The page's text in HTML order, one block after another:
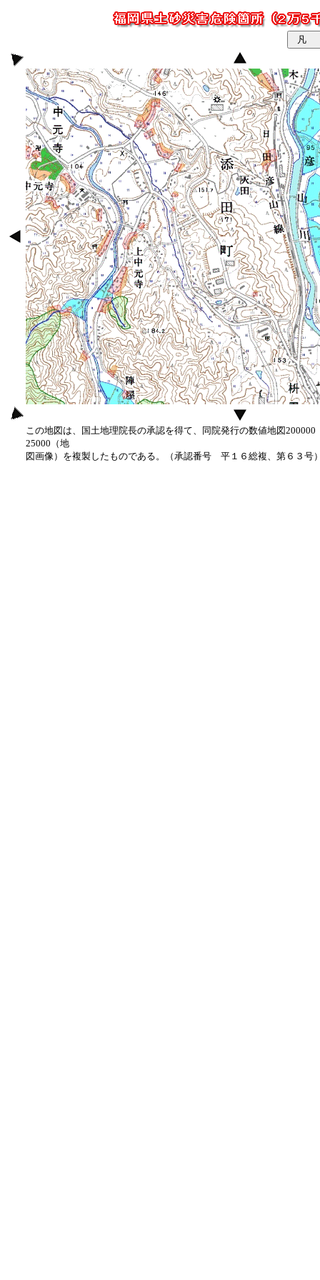
この地図は、国土地理院長の承認を得て、同院発行の数値地図
25000（地
図画像）を複製したものである。（承認番号 平１６総複、第６３号